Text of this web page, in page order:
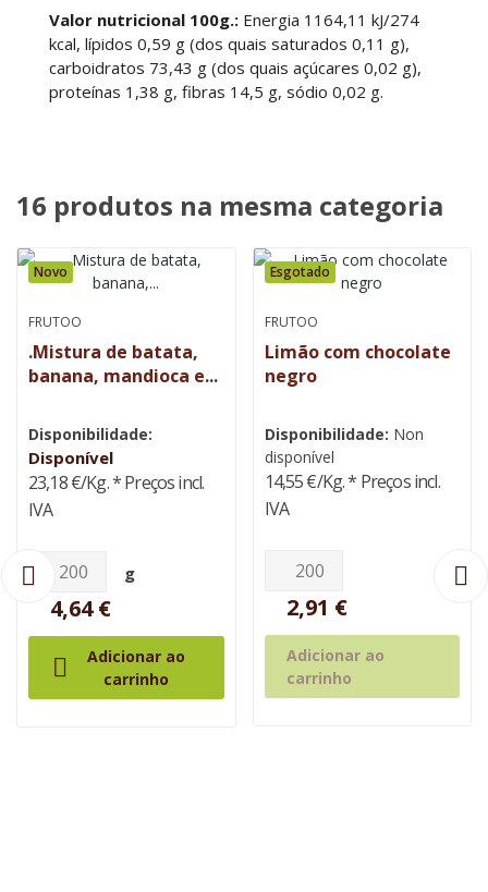
Valor nutricional 100g.: Energia 1164,11 kJ/274
kcal, lípidos 0,59 g (dos quais saturados 0,11 g),
carboidratos 73,43 g (dos quais açúcares 0,02 g),
proteínas 1,38 g, fibras 14,5 g, sódio 0,02 g.
16 produtos na mesma categoria
Novo
FRUTOO
.Mistura de batata,
banana, mandioca e...
Disponibilidade:
Disponível
23,18 €/Kg.* Preços incl.
IVA
g
4,64 €

Adicionar ao
carrinho
Esgotado
FRUTOO
Limão com chocolate
negro
Disponibilidade: Non
disponível
14,55 €/Kg.* Preços incl.
IVA
2,91 €
Adicionar ao
carrinho